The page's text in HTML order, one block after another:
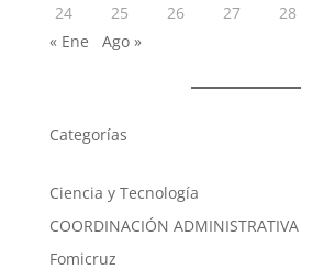
24
25 26 27 28
« Ene
Ago »
Categorías
Ciencia y Tecnología
COORDINACIÓN ADMINISTRATIVA
Fomicruz